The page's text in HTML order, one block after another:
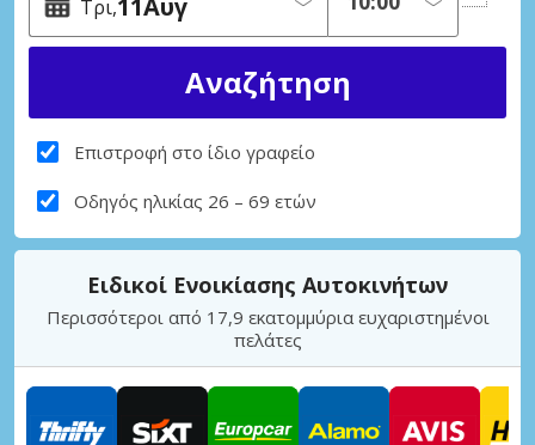
Τρι 11Αυγ
Επιστροφή στο ίδιο γραφείο
Οδηγός ηλικίας 26 – 69 ετών
Ειδικοί Ενοικίασης Αυτοκινήτων
Περισσότεροι από 17,9 εκατομμύρια ευχαριστημένοι
πελάτες